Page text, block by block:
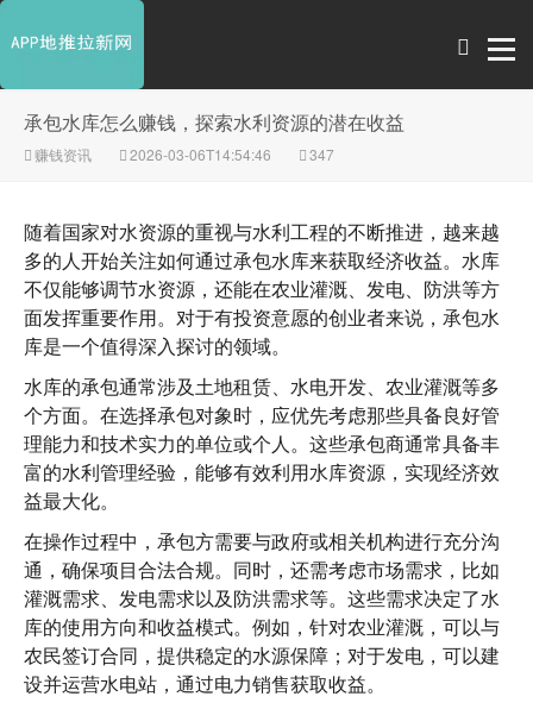
承包水库怎么赚钱，探索水利资源的潜在收益
赚钱资讯 2026-03-06T14:54:46 347
随着国家对水资源的重视与水利工程的不断推进，越来越
多的人开始关注如何通过承包水库来获取经济收益。水库
不仅能够调节水资源，还能在农业灌溉、发电、防洪等方
面发挥重要作用。对于有投资意愿的创业者来说，承包水
库是一个值得深入探讨的领域。
水库的承包通常涉及土地租赁、水电开发、农业灌溉等多
个方面。在选择承包对象时，应优先考虑那些具备良好管
理能力和技术实力的单位或个人。这些承包商通常具备丰
富的水利管理经验，能够有效利用水库资源，实现经济效
益最大化。
在操作过程中，承包方需要与政府或相关机构进行充分沟
通，确保项目合法合规。同时，还需考虑市场需求，比如
灌溉需求、发电需求以及防洪需求等。这些需求决定了水
库的使用方向和收益模式。例如，针对农业灌溉，可以与
农民签订合同，提供稳定的水源保障；对于发电，可以建
设并运营水电站，通过电力销售获取收益。